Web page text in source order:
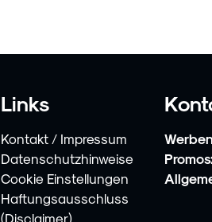
Links
Kontakt / Impressum
Datenschutzhinweise
Cookie Einstellungen
Haftungsausschluss
(Disclaimer)